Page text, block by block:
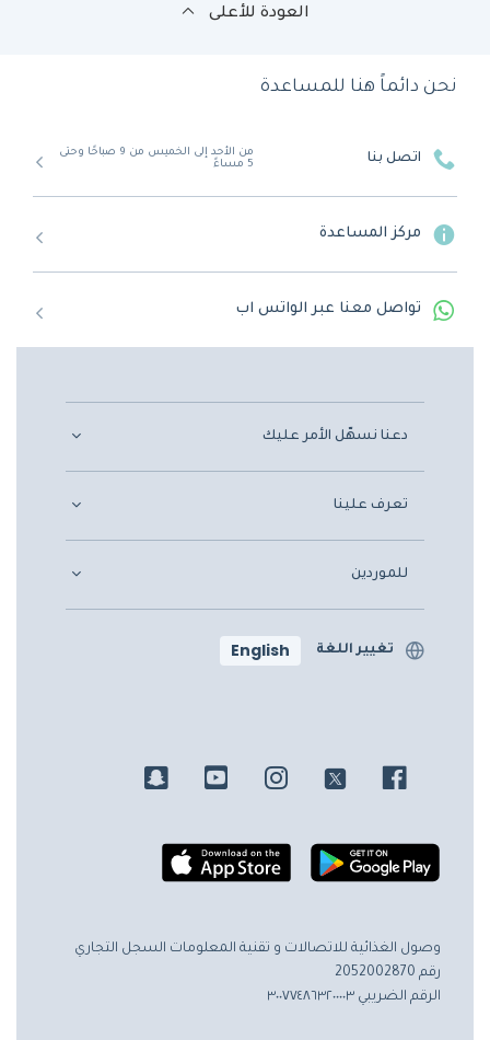
العودة للأعلى
نحن دائماً هنا للمساعدة
اتصل بنا
من الأحد إلى الخميس من 9 صباحًا وحتى
5 مساءً
مركز المساعدة
تواصل معنا عبر الواتس اب
دعنا نسهّل الأمر عليك
تعرف علينا
للموردين
تغيير اللغة English
وصول الغذائية للاتصالات و تقنية المعلومات السجل التجاري
رقم 2052002870
الرقم الضريبي ٣٠٠٧٧٤٨٦٣٢٠٠٠٠٣